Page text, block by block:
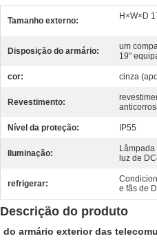
Tamanho externo: H×W×D
Disposição do armário:
um
19"
cor: cinza
Revestimento:
Nível da proteção: IP55
Iluminação:
luz de
refrigerar:
e fãs de
Descrição do produto
do armário exterior das